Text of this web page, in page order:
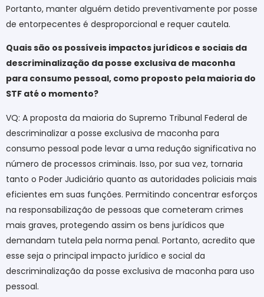
Portanto, manter alguém detido preventivamente por posse
de entorpecentes é desproporcional e requer cautela.
Quais são os possíveis impactos jurídicos e sociais da
descriminalização da posse exclusiva de maconha
para consumo pessoal, como proposto pela maioria do
STF até o momento?
VQ: A proposta da maioria do Supremo Tribunal Federal de
descriminalizar a posse exclusiva de maconha para
consumo pessoal pode levar a uma redução significativa no
número de processos criminais. Isso, por sua vez, tornaria
tanto o Poder Judiciário quanto as autoridades policiais mais
eficientes em suas funções. Permitindo concentrar esforços
na responsabilização de pessoas que cometeram crimes
mais graves, protegendo assim os bens jurídicos que
demandam tutela pela norma penal. Portanto, acredito que
esse seja o principal impacto jurídico e social da
descriminalização da posse exclusiva de maconha para uso
pessoal.